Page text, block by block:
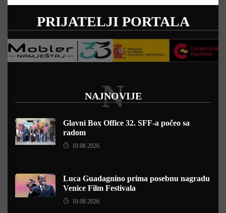
PRIJATELJI PORTALA
NAJNOVIJE
N
Glavni Box Office 32. SFF-a počeo sa
radom
10.08.2026.
Luca Guadagnino prima posebnu nagradu
Venice Film Festivala
10.08.2026.